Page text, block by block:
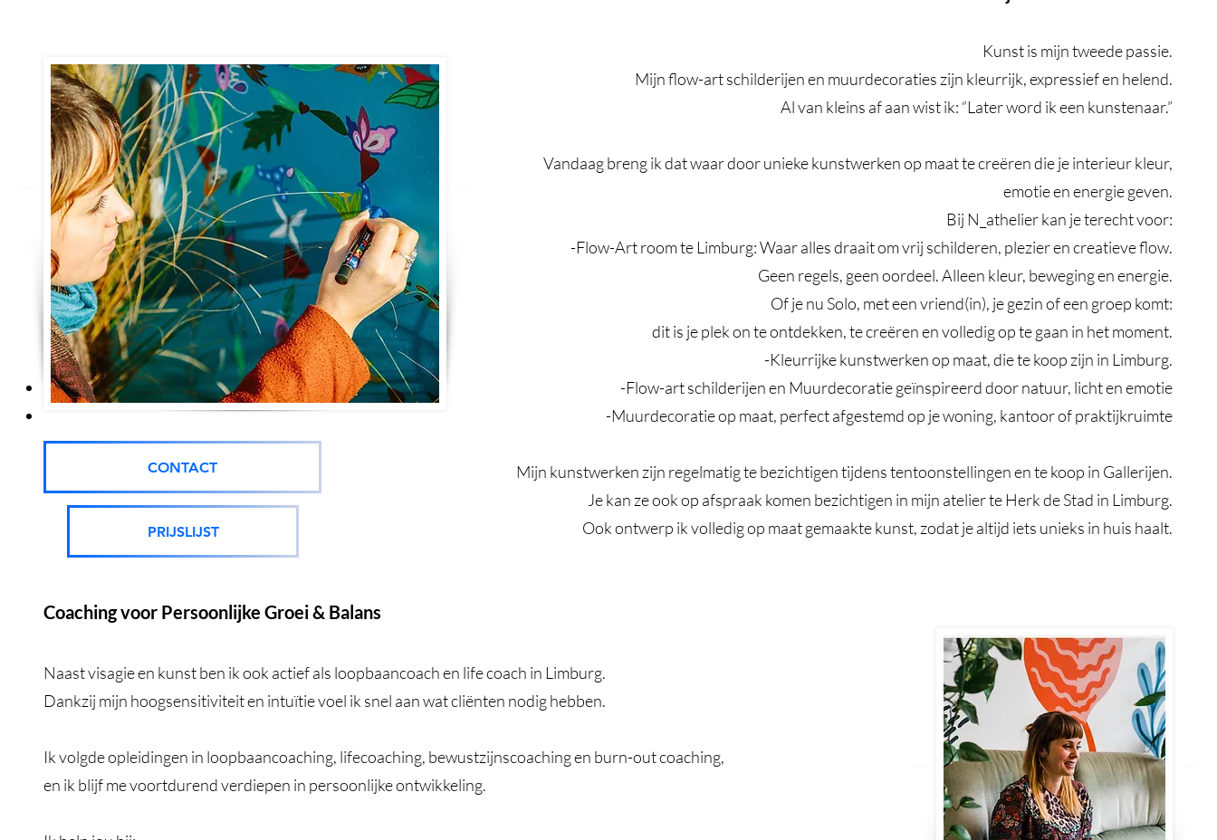
Kunst is mijn tweede passie.
Mijn flow-art schilderijen en muurdecoraties zijn kleurrijk, expressief en helend.
Al van kleins af aan wist ik: “Later word ik een kunstenaar.”
Vandaag breng ik dat waar door unieke kunstwerken op maat te creëren die je interieur kleur,
emotie en energie geven.
Bij N_athelier kan je terecht voor:
-Flow-Art room te Limburg: Waar alles draait om vrij schilderen, plezier en creatieve flow.
Geen regels, geen oordeel. Alleen kleur, beweging en energie.
Of je nu Solo, met een vriend(in), je gezin of een groep komt:
dit is je plek on te ontdekken, te creëren en volledig op te gaan in het moment.
-Kleurrijke kunstwerken op maat, die te koop zijn in Limburg.
-Flow-art schilderijen en Muurdecoratie geïnspireerd door natuur, licht en emotie
-Muurdecoratie op maat, perfect afgestemd op je woning, kantoor of praktijkruimte
Mijn kunstwerken zijn regelmatig te bezichtigen tijdens tentoonstellingen en te koop in Gallerijen.
Je kan ze ook op afspraak komen bezichtigen in mijn atelier te Herk de Stad in Limburg.
Ook ontwerp ik volledig op maat gemaakte kunst, zodat je altijd iets unieks in huis haalt.
Coaching voor Persoonlijke Groei & Balans
Naast visagie en kunst ben ik ook actief als loopbaancoach en life coach in Limburg.
Dankzij mijn hoogsensitiviteit en intuïtie voel ik snel aan wat cliënten nodig hebben.
Ik volgde opleidingen in loopbaancoaching, lifecoaching, bewustzijnscoaching en burn-out coaching,
en ik blijf me voortdurend verdiepen in persoonlijke ontwikkeling.
CONTACT
PRIJSLIJST